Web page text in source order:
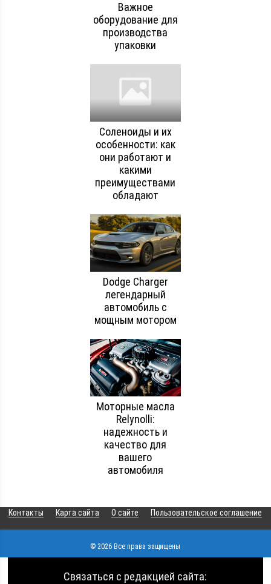
Важное
оборудование для
производства
упаковки
Соленоиды и их
особенности: как
они работают и
какими
преимуществами
обладают
Dodge Charger
легендарный
автомобиль с
мощным мотором
Моторные масла
Relynolli:
надежность и
качество для
вашего
автомобиля
Контакты Карта сайта О сайте Пользовательское соглашение
© 2026 Все права защищены
Связаться с редакцией сайта: